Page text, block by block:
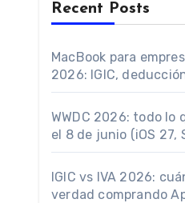
Recent Posts
MacBook para
2026: IGIC,
WWDC 2026: todo lo
el 8 de junio (iOS 27,
IGIC vs IVA 2026:
verdad comprando